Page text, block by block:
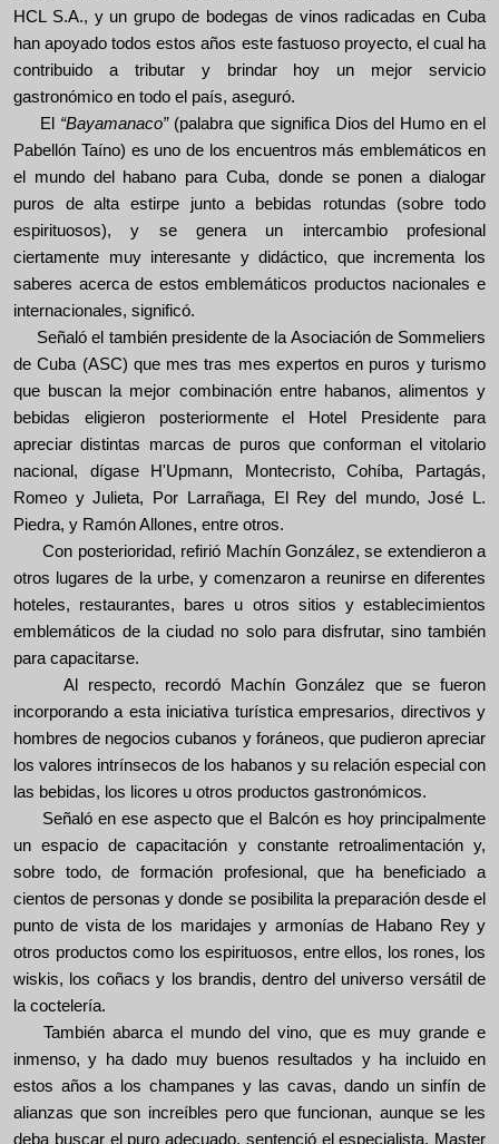
HCL S.A., y un grupo de bodegas de vinos radicadas en Cuba
han apoyado todos estos años este fastuoso proyecto, el cual ha
contribuido a tributar y brindar hoy un mejor servicio
gastronómico en todo el país, aseguró.
El
“Bayamanaco” (palabra que significa Dios del Humo en el
Pabellón Taíno) es uno de los encuentros más emblemáticos en
el mundo del habano para Cuba, donde se ponen a dialogar
puros de alta estirpe junto a bebidas rotundas (sobre todo
espirituosos), y se genera un intercambio profesional
ciertamente muy interesante y didáctico, que incrementa los
saberes acerca de estos emblemáticos productos nacionales e
internacionales, significó.
Señaló el también presidente de la Asociación de Sommeliers
de Cuba (ASC) que mes tras mes expertos en puros y turismo
que buscan la mejor combinación entre habanos, alimentos y
bebidas eligieron posteriormente el Hotel Presidente para
apreciar distintas marcas de puros que conforman el vitolario
nacional, dígase H'Upmann, Montecristo, Cohíba, Partagás,
Romeo y Julieta,
Por Larrañaga,
El Rey del mundo, José L.
Piedra, y Ramón Allones, entre otros.
Con posterioridad, refirió Machín González, se extendieron a
otros lugares de la urbe, y comenzaron a reunirse en diferentes
hoteles, restaurantes, bares u otros sitios y establecimientos
emblemáticos de la ciudad no solo para disfrutar, sino también
para capacitarse.
Al respecto, recordó
Machín González
que se fueron
incorporando a esta iniciativa turística empresarios, directivos y
hombres de negocios cubanos y foráneos, que pudieron apreciar
los valores intrínsecos de los habanos y su relación especial con
las bebidas, los licores u otros productos gastronómicos.
Señaló en ese aspecto que el Balcón es hoy principalmente
un espacio de capacitación y constante retroalimentación y,
sobre todo, de formación profesional, que ha beneficiado a
cientos de personas y donde se posibilita la preparación desde el
punto de vista de los maridajes y armonías de Habano Rey y
otros productos como los espirituosos, entre ellos, los rones, los
wiskis, los coñacs y los brandis, dentro del universo versátil de
la coctelería.
También abarca el mundo del vino, que es muy grande e
inmenso, y ha dado muy buenos resultados y ha incluido en
estos años a los champanes y las cavas, dando un sinfín de
alianzas que son increíbles pero que funcionan, aunque se les
deba buscar el puro adecuado, sentenció el especialista, Master